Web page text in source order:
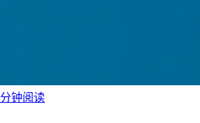
分钟阅读